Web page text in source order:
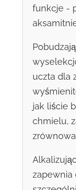
funkcje -
uczta dla
jak liście
chmielu,
zapewnia